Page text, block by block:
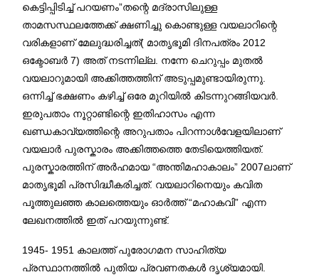
കെട്ടിപ്പിടിച്ച് പറയണം”തന്റെ മദ്രാസിലുള്ള
താമസസ്ഥലത്തേക്ക് ക്ഷണിച്ചു കൊണ്ടുള്ള വയലാറിന്റെ
വരികളാണ് മേലുദ്ധരിച്ചത്( മാതൃഭൂമി ദിനപത്രം 2012
ഒക്ടോബർ 7) അത് നടന്നില്ല. നന്നേ ചെറുപ്പം മുതൽ
വയലാറുമായി അക്കിത്തത്തിന് അടുപ്പമുണ്ടായിരുന്നു.
ഒന്നിച്ച് ഭക്ഷണം കഴിച്ച് ഒരേ മുറിയിൽ കിടന്നുറങ്ങിയവർ.
ഇരുപതാം നൂറ്റാണ്ടിന്റെ ഇതിഹാസം എന്ന
ഖണ്ഡകാവ്യത്തിന്റെ അറുപതാം പിറന്നാൾവേളയിലാണ്
വയലാർ പുരസ്കാരം അക്കിത്തത്തെ തേടിയെത്തിയത്.
പുരസ്കാരത്തിന് അർഹമായ “അന്തിമഹാകാലം” 2007ലാണ്
മാതൃഭൂമി പ്രസിദ്ധീകരിച്ചത്. വയലാറിനെയും കവിത
പൂത്തുലഞ്ഞ കാലത്തെയും ഓർത്ത് “മഹാകവി” എന്ന
ലേഖനത്തിൽ ഇത് പറയുന്നുണ്ട്.
1945- 1951 കാലത്ത് പുരോഗമന സാഹിത്യ
പ്രസ്ഥാനത്തിൽ പുതിയ പ്രവണതകൾ ദൃശ്യമായി.